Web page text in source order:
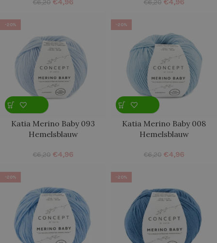
€6,20 €6,20
-20%
Katia Merino Baby 093
Hemelsblauw
€6,20 €4,96
-20%
Katia Merino Baby 008
Hemelsblauw
€6,20 €4,96
-20% -20%